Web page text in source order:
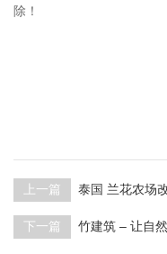
除！
上一篇
下一篇